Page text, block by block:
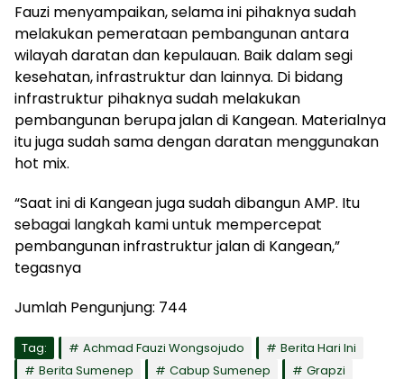
Fauzi menyampaikan, selama ini pihaknya sudah
melakukan pemerataan pembangunan antara
wilayah daratan dan kepulauan. Baik dalam segi
kesehatan, infrastruktur dan lainnya. Di bidang
infrastruktur pihaknya sudah melakukan
pembangunan berupa jalan di Kangean. Materialnya
itu juga sudah sama dengan daratan menggunakan
hot mix.
“Saat ini di Kangean juga sudah dibangun AMP. Itu
sebagai langkah kami untuk mempercepat
pembangunan infrastruktur jalan di Kangean,”
tegasnya
Jumlah Pengunjung: 744
Tag: Achmad Fauzi Wongsojudo
Berita Hari Ini
Berita Sumenep
Cabup Sumenep Grapzi